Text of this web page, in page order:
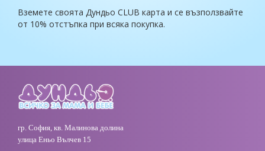
Вземете своята Дундьо CLUB карта и се възползвайте
от 10% отстъпка при всяка покупка.
гр. София, кв. Малинова долина
улица Еньо Вълчев 15